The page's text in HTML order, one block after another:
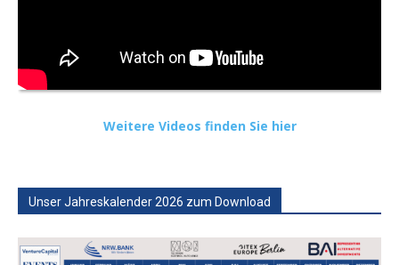
Weitere Videos finden Sie hier
Unser Jahreskalender 2026 zum Download